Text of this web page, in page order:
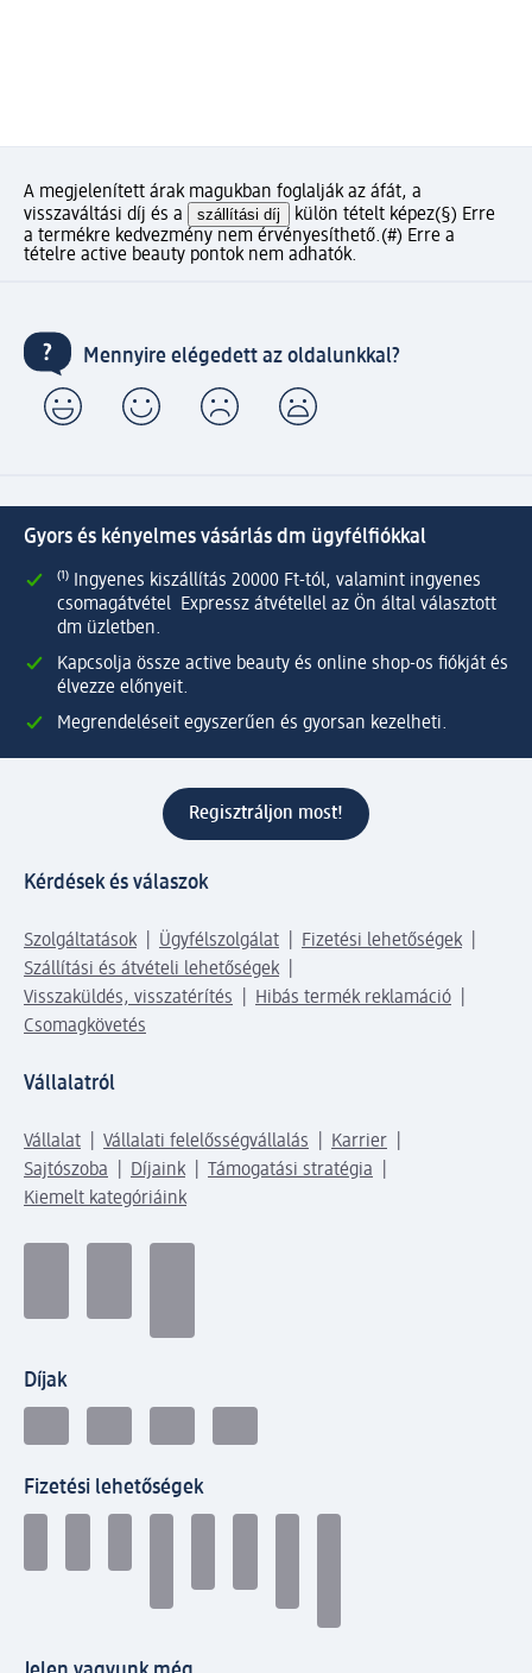
A megjelenített árak magukban foglalják az áfát, a
visszaváltási díj és a
szállítási díj külön tételt képez(§) Erre
a termékre kedvezmény nem érvényesíthető.(#) Erre a
tételre active beauty pontok nem adhatók.
Mennyire elégedett az oldalunkkal?
Gyors és kényelmes vásárlás dm ügyfélfiókkal
⁽¹⁾ Ingyenes kiszállítás 20000 Ft-tól, valamint ingyenes
csomagátvétel Expressz átvétellel az Ön által választott
dm üzletben.
Kapcsolja össze active beauty és online shop-os fiókját és
élvezze előnyeit.
Megrendeléseit egyszerűen és gyorsan kezelheti.
Regisztráljon most!
Kérdések és válaszok
Szolgáltatások Ügyfélszolgálat
Fizetési lehetőségek
Szállítási és átvételi lehetőségek
Visszaküldés, visszatérítés
Hibás termék reklamáció
Csomagkövetés
Vállalatról
Vállalat Vállalati felelősségvállalás
Karrier
Sajtószoba
Díjaink
Támogatási stratégia
Kiemelt kategóriáink
Díjak
Fizetési lehetőségek